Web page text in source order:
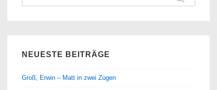
nach:
NEUESTE BEITRÄGE
Groß, Erwin – Matt in zwei Zügen